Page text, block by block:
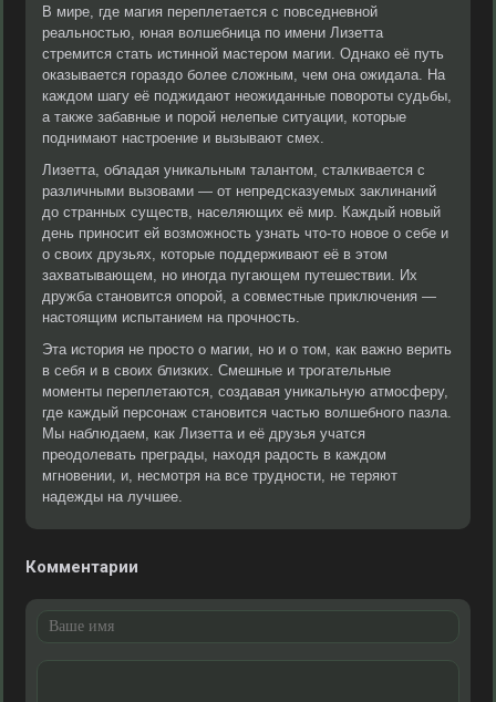
В мире, где магия переплетается с повседневной
реальностью, юная волшебница по имени Лизетта
стремится стать истинной мастером магии. Однако её путь
оказывается гораздо более сложным, чем она ожидала. На
каждом шагу её поджидают неожиданные повороты судьбы,
а также забавные и порой нелепые ситуации, которые
поднимают настроение и вызывают смех.
Лизетта, обладая уникальным талантом, сталкивается с
различными вызовами — от непредсказуемых заклинаний
до странных существ, населяющих её мир. Каждый новый
день приносит ей возможность узнать что-то новое о себе и
о своих друзьях, которые поддерживают её в этом
захватывающем, но иногда пугающем путешествии. Их
дружба становится опорой, а совместные приключения —
настоящим испытанием на прочность.
Эта история не просто о магии, но и о том, как важно верить
в себя и в своих близких. Смешные и трогательные
моменты переплетаются, создавая уникальную атмосферу,
где каждый персонаж становится частью волшебного пазла.
Мы наблюдаем, как Лизетта и её друзья учатся
преодолевать преграды, находя радость в каждом
мгновении, и, несмотря на все трудности, не теряют
надежды на лучшее.
Комментарии